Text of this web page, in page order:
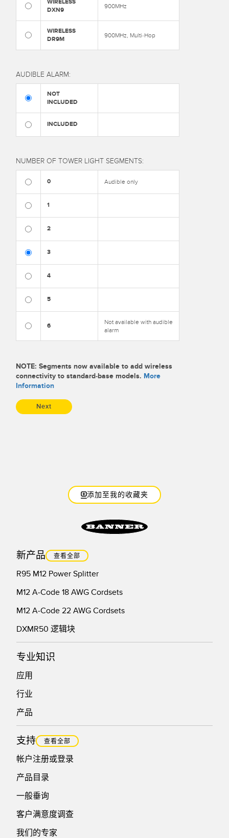
添加至我的收藏夹
新产品 查看全部
R95 M12 Power Splitter
M12 A-Code 18 AWG Cordsets
M12 A-Code 22 AWG Cordsets
DXMR50 逻辑块
专业知识
应用
行业
产品
支持 查看全部
帐户注册或登录
产品目录
一般垂询
客户满意度调查
我们的专家